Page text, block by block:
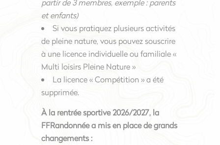
partir de 3 membres, exemple : parents
et enfants)
Si vous pratiquez plusieurs activités
de pleine nature, vous pouvez souscrire
à une licence individuelle ou familiale «
Multi loisirs Pleine Nature »
La licence « Compétition » a été
supprimée.
À la rentrée sportive 2026/2027, la
FFRandonnée a mis en place de grands
changements :